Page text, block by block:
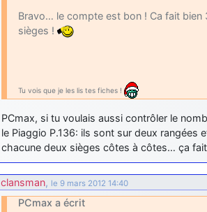
Bravo… le compte est bon ! Ca fait bien
sièges !
Tu vois que je les lis tes fiches !
PCmax, si tu voulais aussi contrôler le
le Piaggio P.136: ils sont sur deux rangées
chacune deux sièges côtes à côtes… ça
clansman, le 9 mars 2012 14:40
PCmax a écrit